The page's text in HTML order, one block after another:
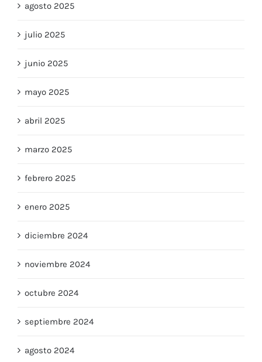
agosto 2025
julio 2025
junio 2025
mayo 2025
abril 2025
marzo 2025
febrero 2025
enero 2025
diciembre 2024
noviembre 2024
octubre 2024
septiembre 2024
agosto 2024